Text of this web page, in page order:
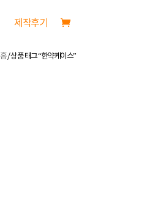
제작후기
홈/ 상품 태그 “한약케이스”